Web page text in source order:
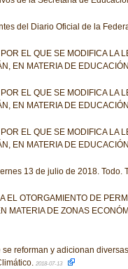
del Diario Oficial de la
EL QUE SE MODIFICA LA
EN MATERIA DE
EL QUE SE MODIFICA LA
EN MATERIA DE
EL QUE SE MODIFICA LA
EN MATERIA DE
13 de julio de 2018. Todo.
EL OTORGAMIENTO DE
MATERIA DE ZONAS
se reforman y adicionan
2018-07-13